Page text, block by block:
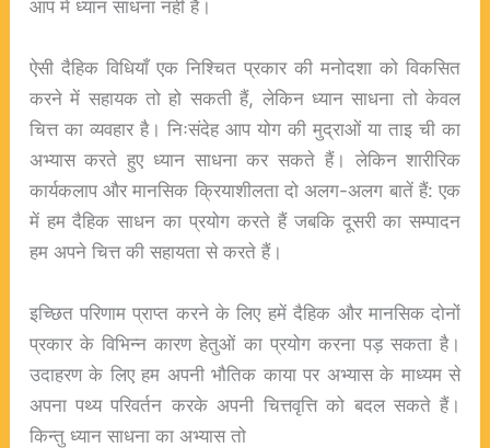
आप में ध्यान साधना नहीं हैं।
ऐसी दैहिक विधियाँ एक निश्चित प्रकार की मनोदशा को विकसित
करने में सहायक तो हो सकती हैं, लेकिन ध्यान साधना तो केवल
चित्त का व्यवहार है। निःसंदेह आप योग की मुद्राओं या ताइ ची का
अभ्यास करते हुए ध्यान साधना कर सकते हैं। लेकिन शारीरिक
कार्यकलाप और मानसिक क्रियाशीलता दो अलग-अलग बातें हैं: एक
में हम दैहिक साधन का प्रयोग करते हैं जबकि दूसरी का सम्पादन
हम अपने चित्त की सहायता से करते हैं।
इच्छित परिणाम प्राप्त करने के लिए हमें दैहिक और मानसिक दोनों
प्रकार के विभिन्न कारण हेतुओं का प्रयोग करना पड़ सकता है।
उदाहरण के लिए हम अपनी भौतिक काया पर अभ्यास के माध्यम से
अपना पथ्य परिवर्तन करके अपनी चित्तवृत्ति को बदल सकते हैं।
किन्तु ध्यान साधना का अभ्यास तो